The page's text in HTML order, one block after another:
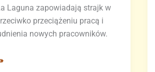
Laguna zapowiadają strajk w
przeciążeniu pracą i
nowych pracowników.